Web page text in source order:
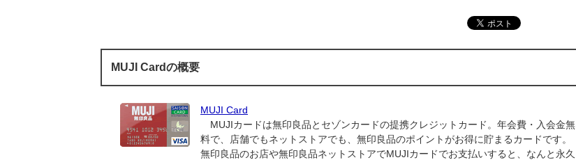
MUJI Cardの概要
MUJI Card
MUJIカードは無印良品とセゾンカードの提携クレジットカード。年会費・入会金無
料で、店舗でもネットストアでも、無印良品のポイントがお得に貯まるカードです。
無印良品のお店や無印良品ネットストアでMUJIカードでお支払いすると、なんと永久